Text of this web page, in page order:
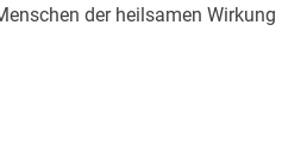
der heilsamen Wirkung